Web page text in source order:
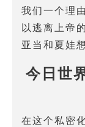
我们一个理
以逃离上帝
亚当和夏娃
今日世
在这个私密